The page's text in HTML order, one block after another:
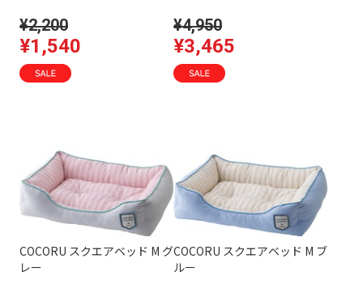
¥2,200
¥1,540
¥4,950
¥3,465
COCORU スクエアベッド M グ
レー
COCORU スクエアベッド M ブ
ルー